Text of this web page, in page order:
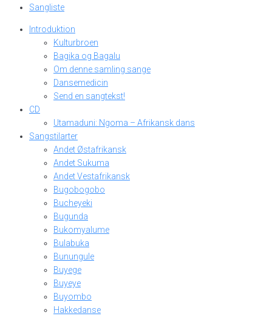
Sangliste
Introduktion
Kulturbroen
Bagika og Bagalu
Om denne samling sange
Dansemedicin
Send en sangtekst!
CD
Utamaduni: Ngoma – Afrikansk dans
Sangstilarter
Andet Østafrikansk
Andet Sukuma
Andet Vestafrikansk
Bugobogobo
Bucheyeki
Bugunda
Bukomyalume
Bulabuka
Bunungule
Buyege
Buyeye
Buyombo
Hakkedanse